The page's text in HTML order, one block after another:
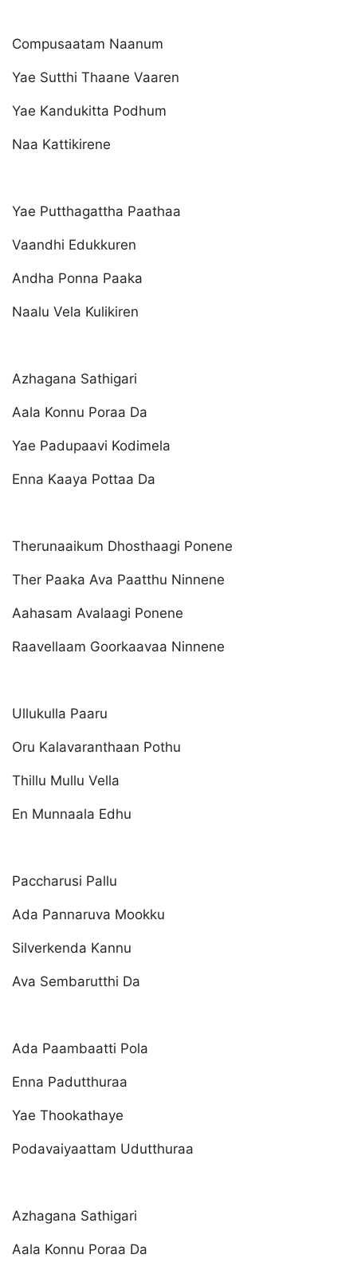
Compusaatam Naanum
Yae Sutthi Thaane Vaaren
Yae Kandukitta Podhum
Naa Kattikirene
Yae Putthagattha Paathaa
Vaandhi Edukkuren
Andha Ponna Paaka
Naalu Vela Kulikiren
Azhagana Sathigari
Aala Konnu Poraa Da
Yae Padupaavi Kodimela
Enna Kaaya Pottaa Da
Therunaaikum Dhosthaagi Ponene
Ther Paaka Ava Paatthu Ninnene
Aahasam Avalaagi Ponene
Raavellaam Goorkaavaa Ninnene
Ullukulla Paaru
Oru Kalavaranthaan Pothu
Thillu Mullu Vella
En Munnaala Edhu
Paccharusi Pallu
Ada Pannaruva Mookku
Silverkenda Kannu
Ava Sembarutthi Da
Ada Paambaatti Pola
Enna Padutthuraa
Yae Thookathaye
Podavaiyaattam Udutthuraa
Azhagana Sathigari
Aala Konnu Poraa Da